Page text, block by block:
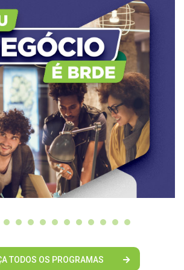
TODOS OS PROGRAMAS